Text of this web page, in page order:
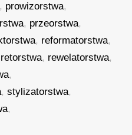
, prowizorstwa,
, przeorstwa,
, reformatorstwa,
retorstwa, rewelatorstwa,
,
,stylizatorstwa,
,